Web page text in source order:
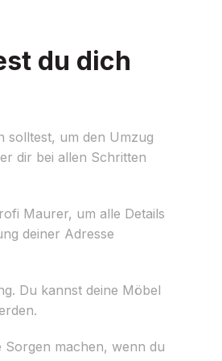
du dich
solltest, um den Umzug
dir bei allen Schritten
Maurer, um alle Details
deiner Adresse
Du kannst deine Möbel
Sorgen machen, wenn du